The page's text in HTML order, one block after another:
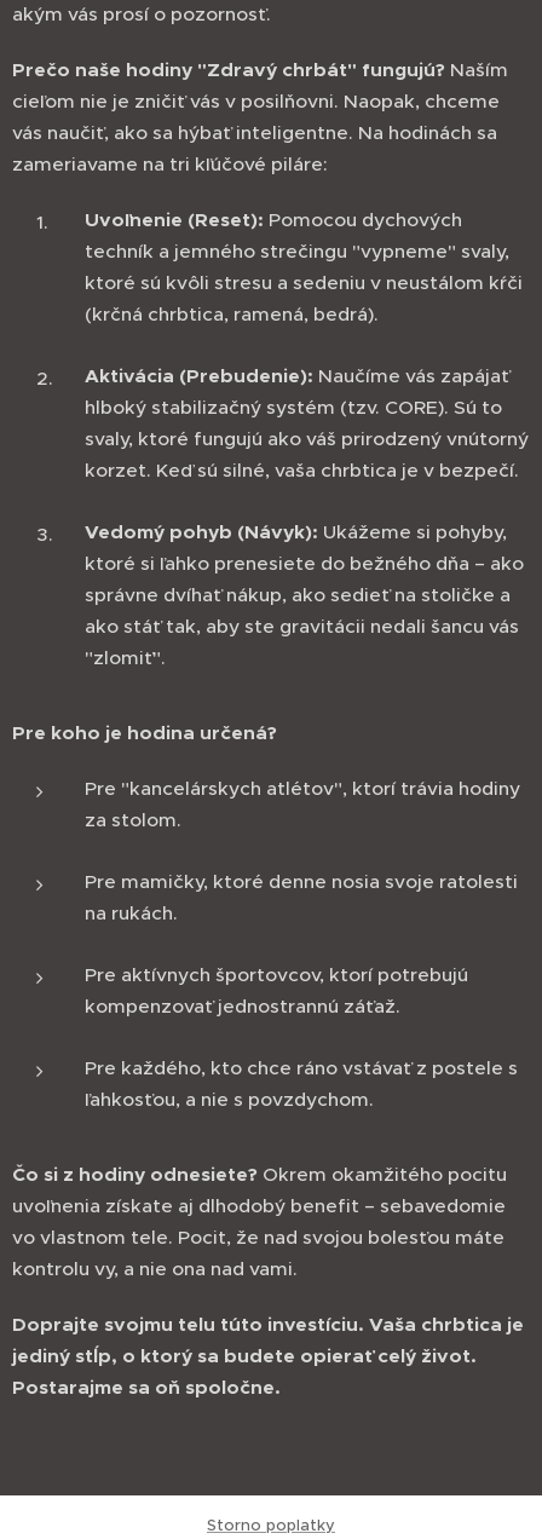
akým vás prosí o pozornosť.
Prečo naše hodiny "Zdravý chrbát" fungujú? Naším
cieľom nie je zničiť vás v posilňovni. Naopak, chceme
vás naučiť, ako sa hýbať inteligentne. Na hodinách sa
zameriavame na tri kľúčové piláre:
Uvoľnenie (Reset): Pomocou dychových
techník a jemného strečingu "vypneme" svaly,
ktoré sú kvôli stresu a sedeniu v neustálom kŕči
(krčná chrbtica, ramená, bedrá).
Aktivácia (Prebudenie): Naučíme vás zapájať
hlboký stabilizačný systém (tzv. CORE). Sú to
svaly, ktoré fungujú ako váš prirodzený vnútorný
korzet. Keď sú silné, vaša chrbtica je v bezpečí.
Vedomý pohyb (Návyk): Ukážeme si pohyby,
ktoré si ľahko prenesiete do bežného dňa – ako
správne dvíhať nákup, ako sedieť na stoličke a
ako stáť tak, aby ste gravitácii nedali šancu vás
"zlomiť".
Pre koho je hodina určená?
Pre "kancelárskych atlétov", ktorí trávia hodiny
za stolom.
Pre mamičky, ktoré denne nosia svoje ratolesti
na rukách.
Pre aktívnych športovcov, ktorí potrebujú
kompenzovať jednostrannú záťaž.
Pre každého, kto chce ráno vstávať z postele s
ľahkosťou, a nie s povzdychom.
Čo si z hodiny odnesiete? Okrem okamžitého pocitu
uvoľnenia získate aj dlhodobý benefit – sebavedomie
vo vlastnom tele. Pocit, že nad svojou bolesťou máte
kontrolu vy, a nie ona nad vami.
Doprajte svojmu telu túto investíciu. Vaša chrbtica je
jediný stĺp, o ktorý sa budete opierať celý život.
Postarajme sa oň spoločne.
Storno poplatky